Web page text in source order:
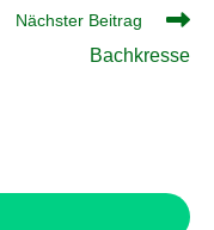
Nächster Beitrag
Bachkresse